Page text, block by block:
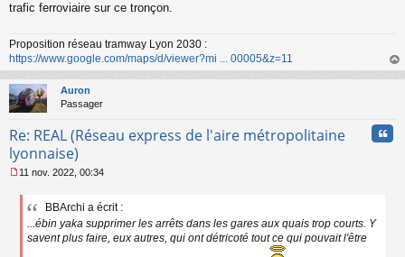
u
trafic ferroviaire sur ce tronçon.
Proposition réseau tramway Lyon 2030 :
https://www.google.com/maps/d/viewer?mi ... 00005&z=11
au
Auron
Passager
Re: REAL (Réseau express de l'aire métropolitaine
lyonnaise)
e
11 nov. 2022, 00:34
BBArchi a écrit :
...ébin yaka supprimer les arrêts dans les gares aux quais trop courts. Y
savent plus faire, eux autres, qui ont détricoté tout ce qui pouvait l'être